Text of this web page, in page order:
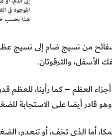
من نسيج ضام إلى نسيج
الأسفل، والترقوتان.
العظم – كما رأينا، للعظم
أيضا على الاستجابة
أما الذي تخف، أو